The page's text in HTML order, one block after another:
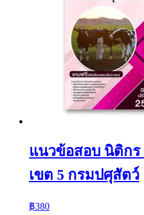
แนวข้อสอบ นิติก
เขต 5 กรมปศุสัตว์
฿380